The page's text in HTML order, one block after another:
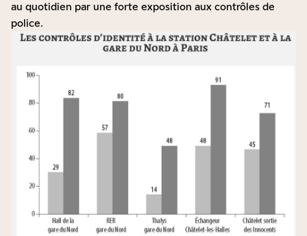
au quotidien par une forte exposition aux contrôles de
police.